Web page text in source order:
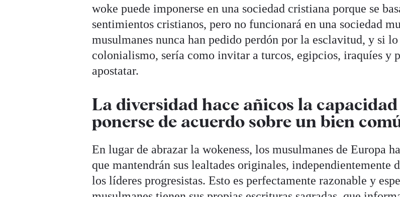
woke puede imponerse en una sociedad cristiana porque se
sentimientos cristianos, pero no funcionará en una sociedad
musulmanes nunca han pedido perdón por la esclavitud, y si
colonialismo, sería como invitar a turcos, egipcios, iraquíes y
apostatar.
La diversidad hace añicos la
ponerse de acuerdo sobre un bien
En lugar de abrazar la wokeness, los musulmanes de Europa
que mantendrán sus lealtades originales, independientemente
los líderes progresistas. Esto es perfectamente razonable y